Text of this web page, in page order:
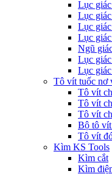
Lục
Lục
Lục
Lục
Ngũ
Lục
Lục
Tô vít tuốc nơ
Tô vít
Tô vít
Tô vít
Bộ tô
Tô vít
Kìm KS Tools
Kìm cắt
Kìm